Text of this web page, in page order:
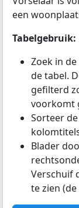
een
Tabelgebruik:
Zoek in
de tabel.
gefilterd
voorkomt
Sorteer
Blader
Verschuif
te zien